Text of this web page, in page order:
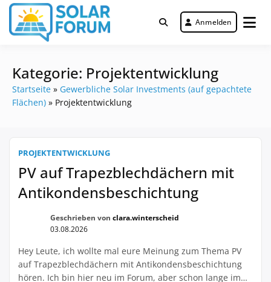
Zum
Inhalt
springen
Solar Forum
Deutschlandweit Nr. 1 Forum für
gewerbliche Solar Investments
Anmelden
Kategorie: Projektentwicklung
Startseite » Gewerbliche Solar Investments (auf gepachtete
Flächen) » Projektentwicklung
PROJEKTENTWICKLUNG
PV auf Trapezblechdächern mit
Antikondensbeschichtung
Geschrieben von clara.winterscheid
03.08.2026
Hey Leute, ich wollte mal eure Meinung zum Thema PV
auf Trapezblechdächern mit Antikondensbeschichtung
hören. Ich bin hier neu im Forum, aber schon lange im